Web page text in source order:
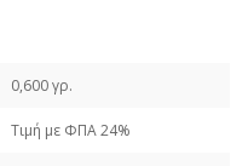
0,600 γρ.
Τιμή με ΦΠΑ 24%